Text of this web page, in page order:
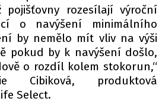
GROUP s.r.o., IČ: 118 23 054
pojišťovny rozesílají výroční
o navýšení minimálního
by nemělo mít vliv na výši
pokud by k navýšení došlo,
o rozdíl kolem stokorun,“
Cibiková, produktová
Select.